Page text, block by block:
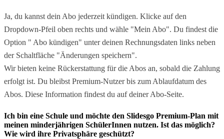
Ja, du kannst dein Abo jederzeit kündigen. Klicke auf den
Dropdown-Pfeil oben rechts und wähle "Mein Abo". Du findest die
Option " Abo kündigen" unter deinen Rechnungsdaten links neben
der Schaltfläche "Änderungen speichern".
Wir bieten keine Rückerstattung für die Abos an, sobald die Zahlung
erfolgt ist. Du bleibst Premium-Nutzer bis zum Ablaufdatum des
Abos. Diese Information findest du auf deiner Abo-Seite.
Ich bin eine Schule und möchte den Slidesgo Premium-Plan mit
meinen minderjährigen SchülerInnen nutzen. Ist das möglich?
Wie wird ihre Privatsphäre geschützt?